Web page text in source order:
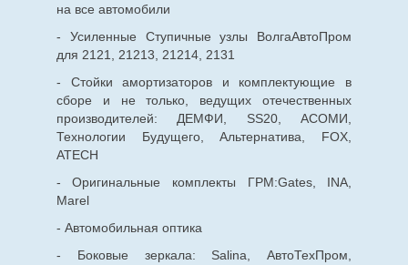
на все автомобили
- Усиленные Ступичные узлы ВолгаАвтоПром
для 2121, 21213, 21214, 2131
- Стойки амортизаторов и комплектующие в
сборе и не только, ведущих отечественных
производителей: ДЕМФИ, SS20, АСОМИ,
Технологии Будущего, Альтернатива, FOX,
ATECH
- Оригинальные комплекты ГРМ:Gates, INA,
Marel
- Автомобильная оптика
- Боковые зеркала: Salina, АвтоТехПром,